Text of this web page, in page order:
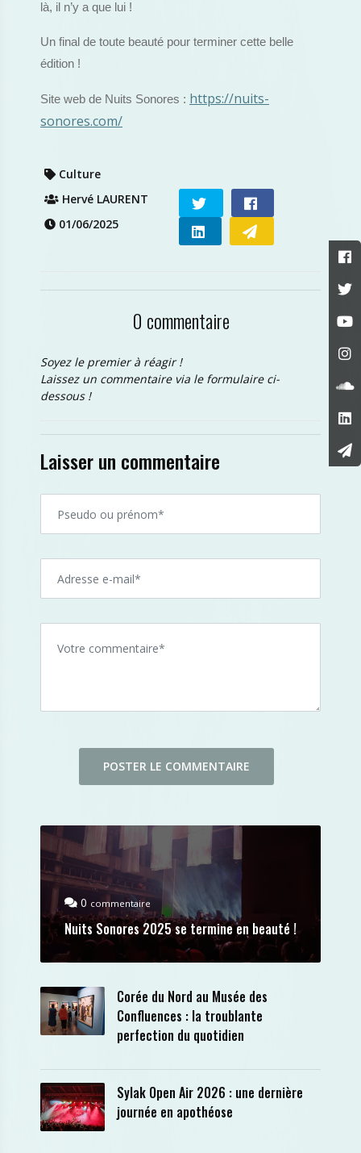
là, il n’y a que lui !
Un final de toute beauté pour terminer cette belle
édition !
Site web de Nuits Sonores : https://nuits-
sonores.com/
Culture
Hervé LAURENT
01/06/2025
0 commentaire
Soyez le premier à réagir !
Laissez un commentaire via le formulaire ci-
dessous !
Laisser un commentaire
0 commentaire
Nuits Sonores 2025 se termine en beauté !
Corée du Nord au Musée des
Confluences : la troublante
perfection du quotidien
Sylak Open Air 2026 : une dernière
journée en apothéose